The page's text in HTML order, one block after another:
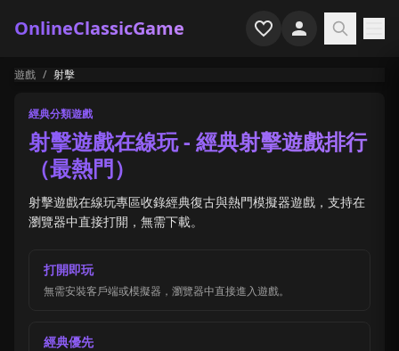
OnlineClassicGame
首頁
射擊
模擬
恐怖
遊戲專題
遊戲 / 射擊
經典分類遊戲
射擊遊戲在線玩 - 經典射擊遊戲排行
（最熱門）
射擊遊戲在線玩專區收錄經典復古與熱門模擬器遊戲，支持在
瀏覽器中直接打開，無需下載。
打開即玩
無需安裝客戶端或模擬器，瀏覽器中直接進入遊戲。
經典優先